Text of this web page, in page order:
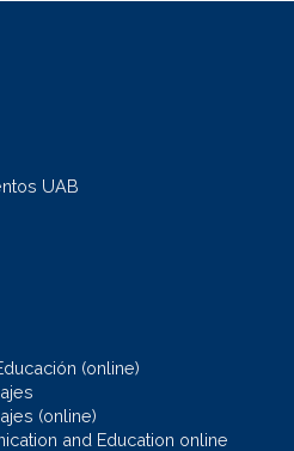
UAB
(online)
(online)
and Education online